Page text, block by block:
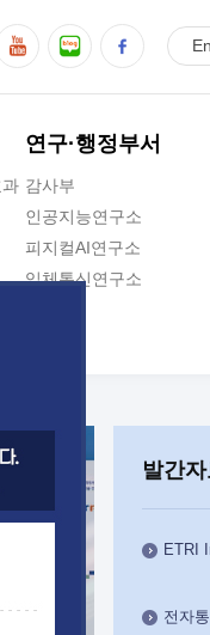
연구·행정부서
감사부
인공지능연구소
피지컬AI연구소
입체통신연구소
인공지능안전연구소
우주항공반도체전략연
대경권연구본부
호남권연구본부
기획본부
사업화본부
En
발간
ETRI
전자